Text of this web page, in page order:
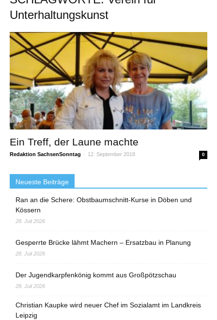
Unterhaltungskunst
Ein Treff, der Laune machte
Redaktion SachsenSonntag - 12. September 2018 0
Neueste Beiträge
Ran an die Schere: Obstbaumschnitt-Kurse in Döben und
Kössern
28. Juli 2026
Gesperrte Brücke lähmt Machern – Ersatzbau in Planung
28. Juli 2026
Der Jugendkarpfenkönig kommt aus Großpötzschau
28. Juli 2026
Christian Kaupke wird neuer Chef im Sozialamt im Landkreis
Leipzig